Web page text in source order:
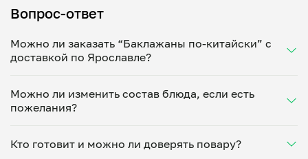
Вопрос-ответ
Можно ли заказать “Баклажаны по-китайски” с
доставкой по Ярославле?
Укажите удобное время — и получите свежее
домашнее блюдо в большой порции прямо с плиты.
минут. Статус заказа отслеживайте в личном
кабинете, а с поваром можно связаться напрямую в
Можно ли изменить состав блюда, если есть
пожелания?
ваши предпочтения: уберет специи, снизит
Кто готовит и можно ли доверять повару?